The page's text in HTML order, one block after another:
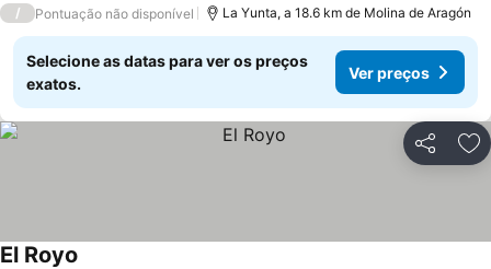
/ Pontuação não disponível La Yunta, a 18.6 km de Molina de Aragón
Selecione as datas para ver os preços
exatos.
Ver preços
Partilhar
El Royo